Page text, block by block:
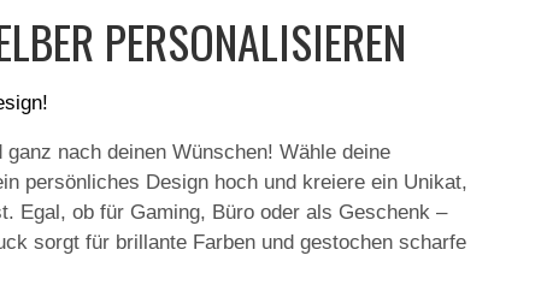
PERSONALISIEREN
nach deinen Wünschen! Wähle deine
persönliches Design hoch und kreiere ein Unikat,
Egal, ob für Gaming, Büro oder als Geschenk –
sorgt für brillante Farben und gestochen scharfe